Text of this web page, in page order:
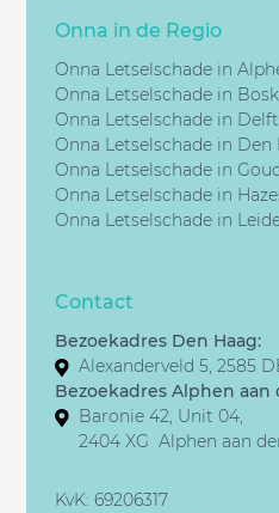
Onna in de Regio
Onna Letselschade in
Onna Letselschade in
Onna Letselschade in Delft
Onna Letselschade in Den
Onna Letselschade in
Onna Letselschade in
Onna Letselschade in
Contact
Bezoekadres Den Haag:
Alexanderveld 5, 2585
Bezoekadres Alphen aan
Baronie 42, Unit 04,
2404 XG Alphen aan
KvK: 69206317